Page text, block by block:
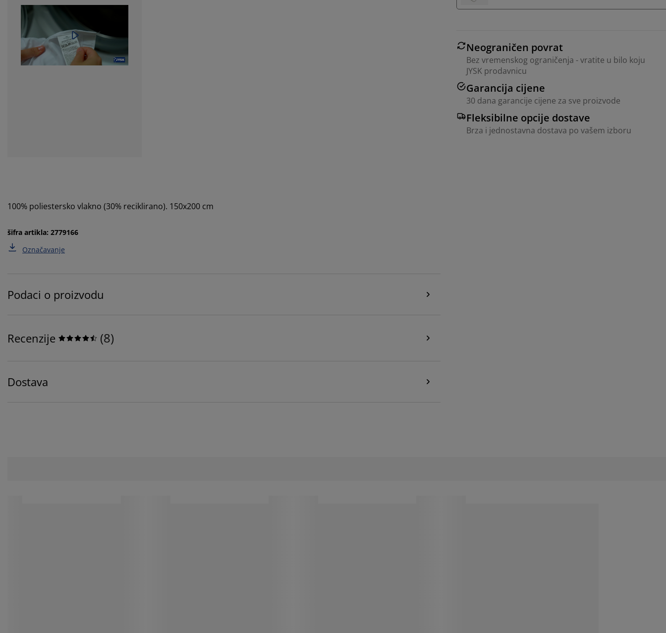
Neograničen povrat
Bez vremenskog ograničenja - vratite u bilo koju
JYSK prodavnicu
Garancija cijene
30 dana garancije cijene za sve proizvode
Fleksibilne opcije dostave
Brza i jednostavna dostava po vašem izboru
100% poliestersko vlakno (30% reciklirano). 150x200 cm
šifra artikla: 2779166
Označavanje
Podaci o proizvodu
Recenzije (8)
Dostava